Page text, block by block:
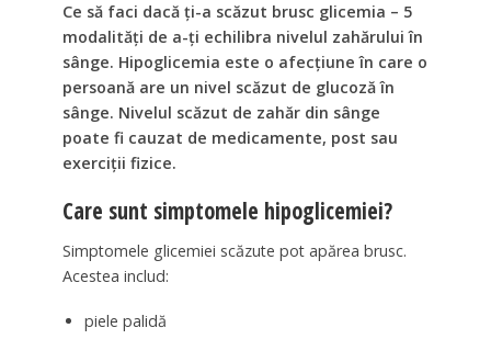
Ce să faci dacă ți-a scăzut brusc glicemia – 5
modalități de a-ți echilibra nivelul zahărului în
sânge. Hipoglicemia este o afecțiune în care o
persoană are un nivel scăzut de glucoză în
sânge. Nivelul scăzut de zahăr din sânge
poate fi cauzat de medicamente, post sau
exerciții fizice.
Care sunt simptomele hipoglicemiei?
Simptomele glicemiei scăzute pot apărea brusc.
Acestea includ:
piele palidă